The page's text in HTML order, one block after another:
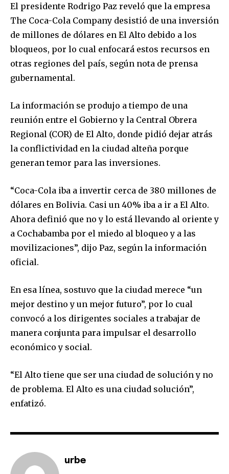
Join our community of
SUBSCRIBERS and be part of the
To subscribe, simply enter your email address on our website
your privacy and won't spam your inbox. Your information is
safe with us.
El presidente Rodrigo Paz reveló que la empresa
The Coca-Cola Company desistió de una inversión
de millones de dólares en El Alto debido a los
bloqueos, por lo cual enfocará estos recursos en
otras regiones del país, según nota de prensa
gubernamental.
La información se produjo a tiempo de una
reunión entre el Gobierno y la Central Obrera
Regional (COR) de El Alto, donde pidió dejar atrás
la conflictividad en la ciudad alteña porque
generan temor para las inversiones.
“Coca-Cola iba a invertir cerca de 380 millones de
dólares en Bolivia. Casi un 40% iba a ir a El Alto.
Ahora definió que no y lo está llevando al oriente y
a Cochabamba por el miedo al bloqueo y a las
movilizaciones”, dijo Paz, según la información
oficial.
En esa línea, sostuvo que la ciudad merece “un
mejor destino y un mejor futuro”, por lo cual
convocó a los dirigentes sociales a trabajar de
manera conjunta para impulsar el desarrollo
económico y social.
“El Alto tiene que ser una ciudad de solución y no
de problema. El Alto es una ciudad solución”,
enfatizó.
urbe